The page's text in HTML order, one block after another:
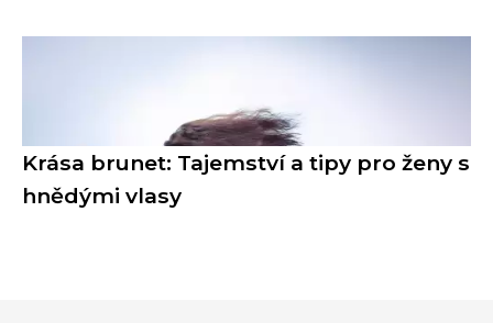
Krása brunet: Tajemství a tipy pro ženy s
hnědými vlasy